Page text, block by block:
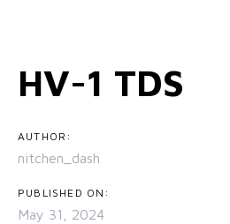
HV-1 TDS
AUTHOR:
nitchen_dash
PUBLISHED ON:
May 31, 2024
navigation